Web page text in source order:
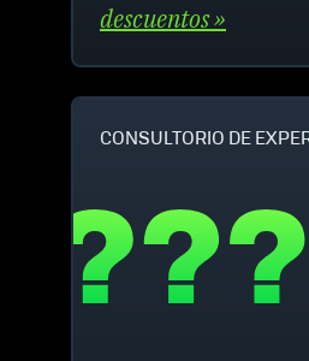
descuentos »
CONSULTORIO DE